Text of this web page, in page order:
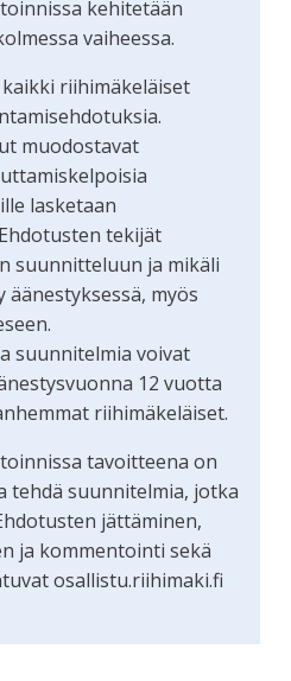
kehitetään
vaiheessa.
riihimäkeläiset
muodostavat
lasketaan
tekijät
suunnitteluun ja mikäli
myös
suunnitelmia voivat
12 vuotta
riihimäkeläiset.
tavoitteena on
tehdä suunnitelmia, jotka
jättäminen,
ja kommentointi sekä
osallistu.riihimaki.fi